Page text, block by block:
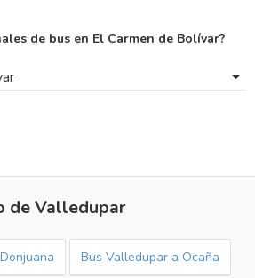
de bus en El Carmen de Bolívar?
de Valledupar
Bus Valledupar a Ocaña